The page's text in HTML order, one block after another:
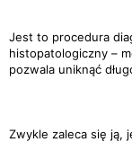
Jest to procedura
histopatologiczny –
pozwala uniknąć
Zwykle zaleca się ją,